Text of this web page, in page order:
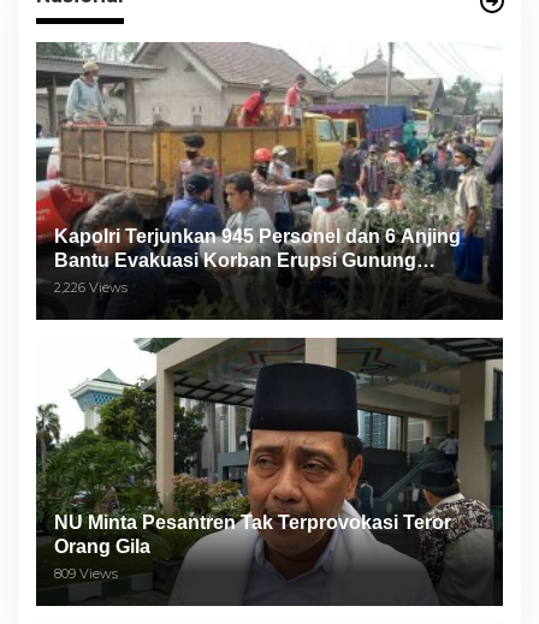
Kapolri Terjunkan 945 Personel dan 6 Anjing
Bantu Evakuasi Korban Erupsi Gunung
Semeru
2,226 Views
NU Minta Pesantren Tak Terprovokasi Teror
Orang Gila
809 Views